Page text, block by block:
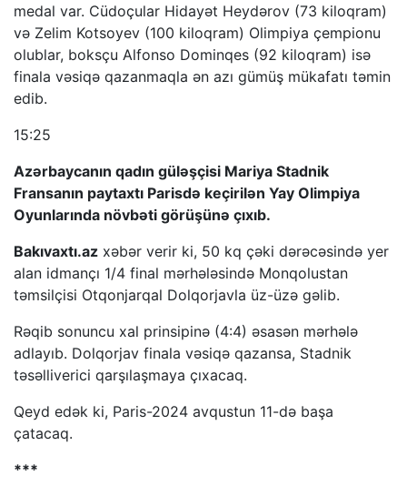
medal var. Cüdoçular Hidayət Heydərov (73 kiloqram)
və Zelim Kotsoyev (100 kiloqram) Olimpiya çempionu
olublar, boksçu Alfonso Dominqes (92 kiloqram) isə
finala vəsiqə qazanmaqla ən azı gümüş mükafatı təmin
edib.
15:25
Azərbaycanın qadın güləşçisi Mariya Stadnik
Fransanın paytaxtı Parisdə keçirilən Yay Olimpiya
Oyunlarında növbəti görüşünə çıxıb.
Bakıvaxtı.az xəbər verir ki, 50 kq çəki dərəcəsində yer
alan idmançı 1/4 final mərhələsində Monqolustan
təmsilçisi Otqonjarqal Dolqorjavla üz-üzə gəlib.
Rəqib sonuncu xal prinsipinə (4:4) əsasən mərhələ
adlayıb. Dolqorjav finala vəsiqə qazansa, Stadnik
təsəlliverici qarşılaşmaya çıxacaq.
Qeyd edək ki, Paris-2024 avqustun 11-də başa
çatacaq.
***